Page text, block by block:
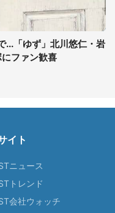
...「ゆず」北川悠仁・岩
ファン歓喜
イト
ニュース
トレンド
会社ウォッチ